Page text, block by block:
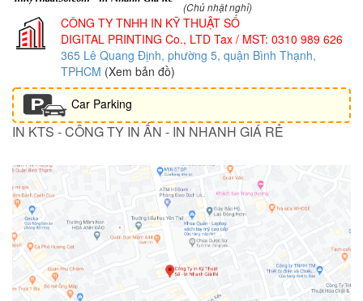
(Chủ nhật nghỉ)
CÔNG TY TNHH IN KỸ THUẬT SỐ
DIGITAL PRINTING Co., LTD Tax / MST: 0310 989 626
365 Lê Quang Định, phường 5, quận Bình Thạnh,
TPHCM (Xem bản đồ)
Car Parking
IN KTS - CÔNG TY IN ẤN - IN NHANH GIÁ RẺ